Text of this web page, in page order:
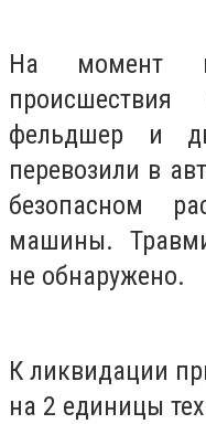
На момент
происшествия
фельдшер и
перевозили в
безопасном
машины.
не обнаружено.
К ликвидации
на 2 единицы